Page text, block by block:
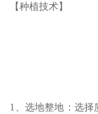
【种植技术】
1、选地整地：选